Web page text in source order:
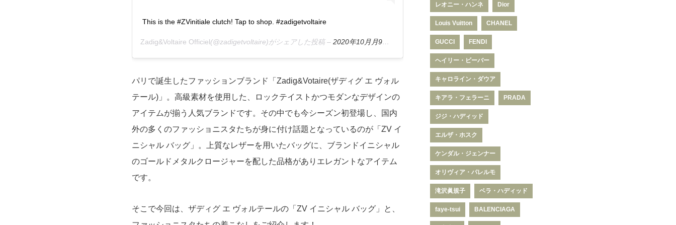
This is the #ZVinitiale clutch! Tap to shop. #zadigetvoltaire
Zadig&Voltaire Officiel(@zadigetvoltaire)がシェアした投稿 – 2020年10月月9日午後11時51分PDT
パリで誕生したファッションブランド「Zadig&Votaire(ザディグ エ ヴォル
テール)」。高級素材を使用した、ロックテイストかつモダンなデザインの
アイテムが揃う人気ブランドです。その中でも今シーズン初登場し、国内
外の多くのファッショニスタたちが身に付け話題となっているのが「ZV イ
ニシャル バッグ」。上質なレザーを用いたバッグに、ブランドイニシャル
のゴールドメタルクロージャーを配した品格がありエレガントなアイテム
です。
そこで今回は、ザディグ エ ヴォルテールの「ZV イニシャル バッグ」と、
レオニー・ハンネ Dior
Louis Vuitton CHANEL
GUCCI FENDI
ヘイリー・ビーバー
キャロライン・ダウア
キアラ・フェラーニ PRADA
ジジ・ハディッド
エルザ・ホスク
ケンダル・ジェンナー
オリヴィア・パレルモ
滝沢眞規子 ベラ・ハディッド
faye-tsui BALENCIAGA